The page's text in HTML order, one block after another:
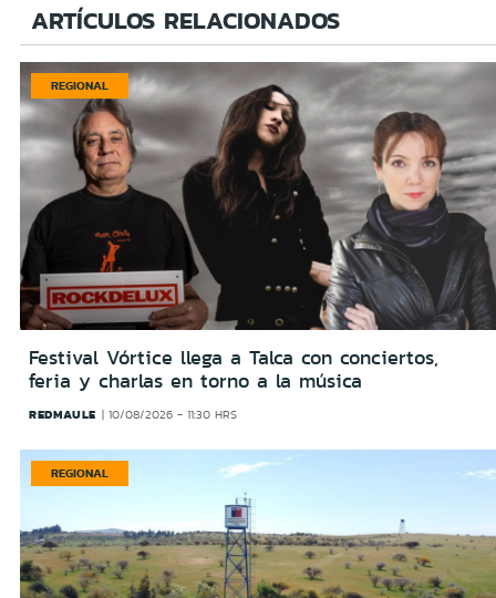
ARTÍCULOS RELACIONADOS
REGIONAL
Festival Vórtice llega a Talca con conciertos,
feria y charlas en torno a la música
REDMAULE 10/08/2026 - 11:30 HRS
REGIONAL